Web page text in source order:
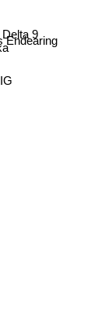
Endearing